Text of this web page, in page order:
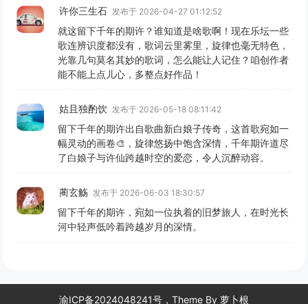
许你三生石 发布于 2026-04-27 01:12:52
就这留下千年的期许？谁知道是啥歌啊！现在乐坛一些
歌连辨识度都没有，歌词云里雾里，旋律也毫无特色，
光靠几句莫名其妙的歌词，怎么能让人记住？咱创作者
能不能上点儿心，多整点好作品！
姑且独酌饮 发布于 2026-05-18 08:11:42
留下千年的期许出自歌曲新白娘子传奇，这首歌宛如一
幅灵动的画卷🎨，旋律悠扬中饱含深情，千年期许道尽
了白娘子与许仙跨越时空的爱恋，令人沉醉动容。
蔺玄觞 发布于 2026-06-03 18:30:57
留下千年的期许，宛如一位执着的旧梦旅人，在时光长
河中轻声低吟着跨越岁月的深情。
渝ICP备2024048241号，Theme By 萝卜根